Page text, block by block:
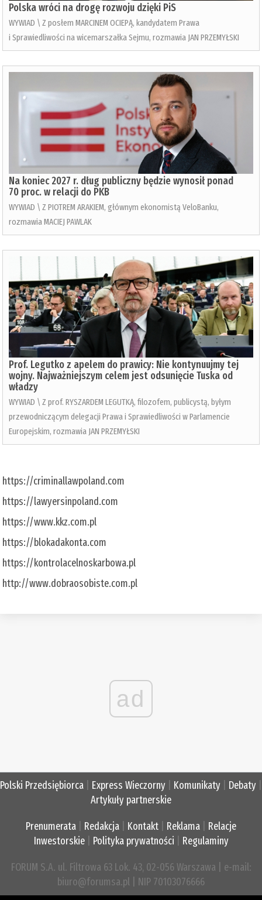
Polska wróci na drogę rozwoju dzięki PiS
WYWIAD \ Z posłem MARCINEM OCIEPĄ, kandydatem Prawa
i Sprawiedliwości na wicemarszałka Sejmu, rozmawia JAN PRZEMYŁSKI
Na koniec 2027 r. dług publiczny będzie wynosił ponad
70 proc. w relacji do PKB
WYWIAD \ Z PIOTREM ARAKIEM, głównym ekonomistą VeloBanku,
rozmawia MACIEJ PAWLAK
Prof. Legutko z apelem do prawicy: Nie kontynuujmy tej
wojny. Najważniejszym celem jest odsunięcie Tuska od
władzy
WYWIAD \ Z prof. RYSZARDEM LEGUTKĄ, filozofem, publicystą, byłym
przewodniczącym delegacji Prawa i Sprawiedliwości w Parlamencie
Europejskim, rozmawia JAN PRZEMYŁSKI
https://criminallawpoland.com
https://lawyersinpoland.com
https://www.kkz.com.pl
https://blokadakonta.com
https://kontrolacelnoskarbowa.pl
http://www.dobraosobiste.com.pl
ad
Polski Przedsiębiorca Express Wieczorny Komunikaty Debaty
Artykuły partnerskie
Prenumerata Redakcja Kontakt Reklama
Relacje
Inwestorskie| Polityka prywatności Regulaminy
FORUM S.A. ul. Filtrowa 63 Lok. 43, 02-056 Warszawa | e-mail:
biuro@forumsa.pl | NIP 70103076666